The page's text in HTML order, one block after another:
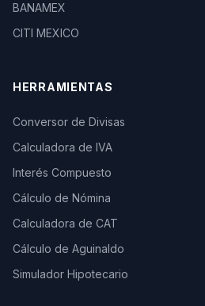
BANAMEX
CITI MEXICO
HERRAMIENTAS
Conversor de Divisas
Calculadora de IVA
Interés Compuesto
Cálculo de Nómina
Calculadora de CAT
Cálculo de Aguinaldo
Simulador Hipotecario